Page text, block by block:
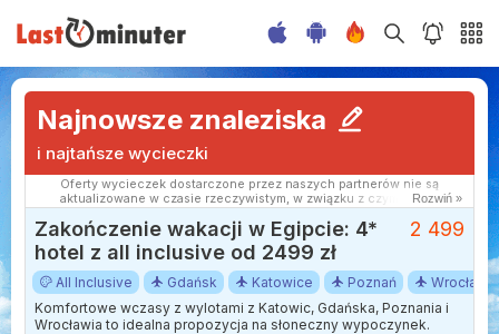
Najnowsze znaleziska
i najtańsze wycieczki
Oferty wycieczek dostarczone przez naszych partnerów nie są
aktualizowane w czasie rzeczywistym, w związku z czym ceny i
dostępność ofert mogą się nieznacznie różnić od aktualnych.
Dokładamy wszelkich starań aby rozbieżności były jak najmniejsze.
Rozwiń »
Zakończenie wakacji w Egipcie: 4*
hotel z all inclusive od 2499 zł
2 499
All Inclusive Gdańsk Katowice Poznań
Wrocław
Komfortowe wczasy z wylotami z Katowic, Gdańska, Poznania i
Wrocławia to idealna propozycja na słoneczny wypoczynek.